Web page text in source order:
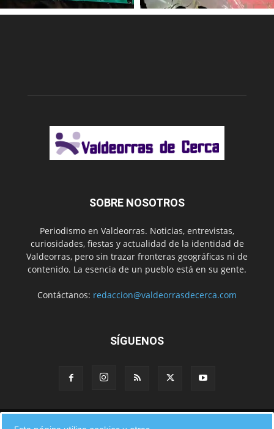
SOBRE NOSOTROS
Periodismo en Valdeorras. Noticias, entrevistas,
curiosidades, fiestas y actualidad de la identidad de
Valdeorras, pero sin trazar fronteras geográficas ni de
contenido. La esencia de un pueblo está en su gente.
Contáctanos: redaccion@valdeorrasdecerca.com
SÍGUENOS